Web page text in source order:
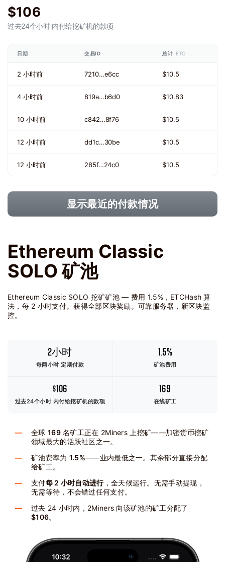
$106
过去24个小时 内付给挖矿机的款项
日期 交易ID 总计 ETC
2 小时前 7210…e6cc $10.5
4 小时前 819a…b6d0 $10.83
10 小时前 c842…8f76 $10.5
12 小时前 dd1c…30be $10.5
12 小时前 285f…24c0 $10.5
显示最近的付款情况
Ethereum Classic
SOLO 矿池
Ethereum Classic SOLO 挖矿矿池 — 费用 1.5%，ETCHash 算
法，每 2 小时支付。获得全部区块奖励。可靠服务器，新区块监
控。
2小时
每两小时 定期付款
1.5%
矿池费用
$106
过去24个小时 内付给挖矿机的款项
169
在线矿工
全球 169名矿工正在 2Miners 上挖矿——加密货币挖矿
领域最大的活跃社区之一。
矿池费率为 1.5%——业内最低之一。其余部分直接分配
给矿工。
支付每 2 小时自动进行，全天候运行。无需手动提现，
无需等待，不会错过任何支付。
过去 24 小时内，2Miners 向该矿池的矿工分配了
$106。